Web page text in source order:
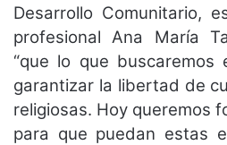
Desarrollo Comunitario,
profesional Ana María
“que lo que
garantizar la libertad de
religiosas. Hoy queremos
para que puedan estas